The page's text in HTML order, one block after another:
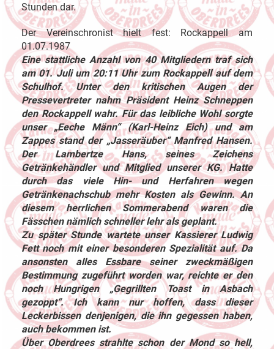
Stunden dar.
Der Vereinschronist hielt fest: Rockappell am
01.07.1987
Eine stattliche Anzahl von 40 Mitgliedern traf sich
am 01. Juli um 20:11 Uhr zum Rockappell auf dem
Schulhof. Unter den kritischen Augen der
Pressevertreter nahm Präsident Heinz Schneppen
den Rockappell wahr. Für das leibliche Wohl sorgte
unser „Eeche Männ“ (Karl-Heinz Eich) und am
Zappes stand der „Jasseräuber“ Manfred Hansen.
Der Lambertze Hans, seines Zeichens
Getränkehändler und Mitglied unserer KG. Hatte
durch das viele Hin- und Herfahren wegen
Getränkenachschub mehr Kosten als Gewinn. An
diesem herrlichen Sommerabend waren die
Fässchen nämlich schneller lehr als geplant.
Zu später Stunde wartete unser Kassierer Ludwig
Fett noch mit einer besonderen Spezialität auf. Da
ansonsten alles Essbare seiner zweckmäßigen
Bestimmung zugeführt worden war, reichte er den
noch Hungrigen „Gegrillten Toast in Asbach
gezoppt“. Ich kann nur hoffen, dass dieser
Leckerbissen denjenigen, die ihn gegessen haben,
auch bekommen ist.
Über Oberdrees strahlte schon der Mond so hell,